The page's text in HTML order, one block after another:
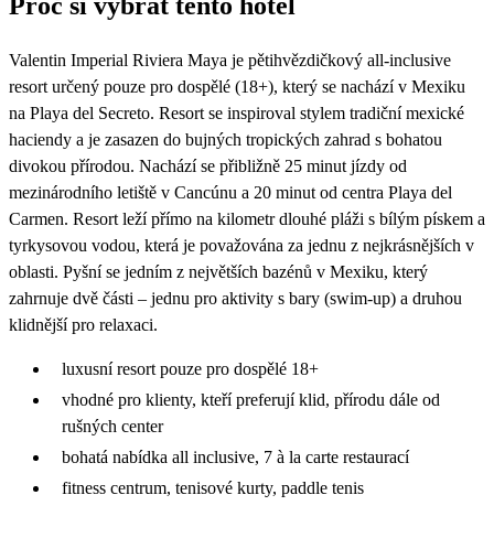
Valentin Imperial Riviera Maya je pětihvězdičkový all-inclusive
resort určený pouze pro dospělé (18+), který se nachází v Mexiku
na Playa del Secreto. Resort se inspiroval stylem tradiční mexické
haciendy a je zasazen do bujných tropických zahrad s bohatou
divokou přírodou. Nachází se přibližně 25 minut jízdy od
mezinárodního letiště v Cancúnu a 20 minut od centra Playa del
Carmen. Resort leží přímo na kilometr dlouhé pláži s bílým pískem a
tyrkysovou vodou, která je považována za jednu z nejkrásnějších v
oblasti. Pyšní se jedním z největších bazénů v Mexiku, který
zahrnuje dvě části – jednu pro aktivity s bary (swim-up) a druhou
klidnější pro relaxaci.
luxusní resort pouze pro dospělé 18+
vhodné pro klienty, kteří preferují klid, přírodu dále od
rušných center
bohatá nabídka all inclusive, 7 à la carte restaurací
fitness centrum, tenisové kurty, paddle tenis